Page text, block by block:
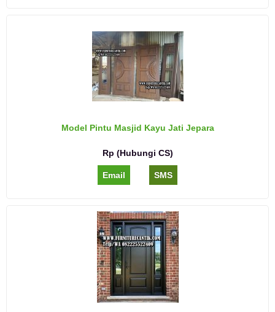
Model Pintu Masjid Kayu Jati Jepara
Rp (Hubungi CS)
Email SMS